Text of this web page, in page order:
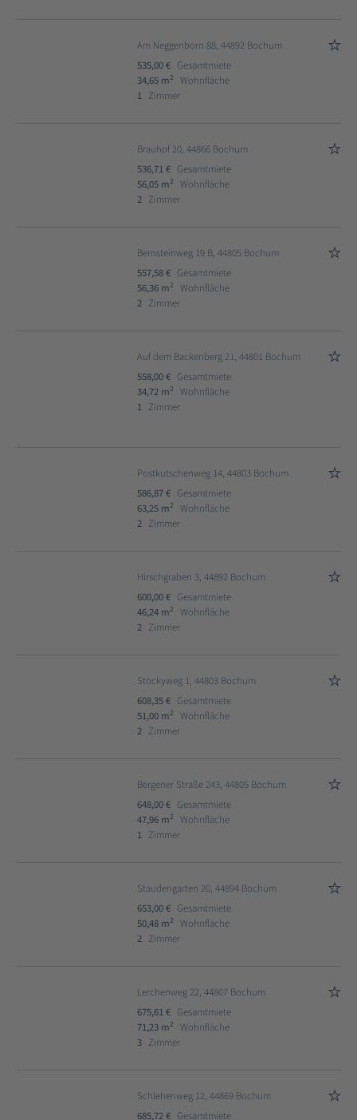
Am Neggenborn 88, 44892 Bochum
535,00 € Gesamtmiete
34,65 m2
Wohnfläche
1 Zimmer
Brauhof 20, 44866 Bochum
536,71 € Gesamtmiete
56,05 m2
Wohnfläche
2 Zimmer
Bernsteinweg 19 B, 44805 Bochum
557,58 € Gesamtmiete
56,36 m2
Wohnfläche
2 Zimmer
Auf dem Backenberg 21, 44801 Bochum
558,00 € Gesamtmiete
34,72 m2
Wohnfläche
1 Zimmer
Postkutschenweg 14, 44803 Bochum
586,87 € Gesamtmiete
63,25 m2
Wohnfläche
2 Zimmer
Hirschgraben 3, 44892 Bochum
600,00 € Gesamtmiete
46,24 m2
Wohnfläche
2 Zimmer
Stockyweg 1, 44803 Bochum
608,35 € Gesamtmiete
51,00 m2
Wohnfläche
2 Zimmer
Bergener Straße 243, 44805 Bochum
648,00 € Gesamtmiete
47,96 m2
Wohnfläche
1 Zimmer
Staudengarten 20, 44894 Bochum
653,00 € Gesamtmiete
50,48 m2
Wohnfläche
2 Zimmer
Lerchenweg 22, 44807 Bochum
675,61 € Gesamtmiete
71,23 m2
Wohnfläche
3 Zimmer
Schlehenweg 12, 44869 Bochum
685,72 € Gesamtmiete